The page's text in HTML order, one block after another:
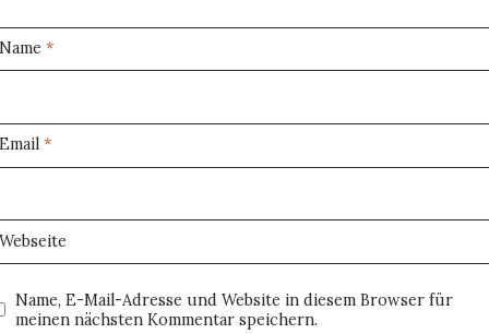
Name*
Email*
Webseite
Name, E-Mail-Adresse und Website in diesem Browser für
meinen nächsten Kommentar speichern.